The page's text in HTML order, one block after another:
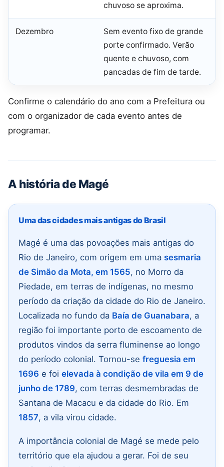
chuvoso se aproxima.
Dezembro
Sem evento fixo de grande
porte confirmado. Verão
quente e chuvoso, com
pancadas de fim de tarde.
Confirme o calendário do ano com a Prefeitura ou
com o organizador de cada evento antes de
programar.
A história de Magé
Uma das cidades mais antigas do Brasil
Magé é uma das povoações mais antigas do
Rio de Janeiro, com origem em uma sesmaria
de Simão da Mota, em 1565, no Morro da
Piedade, em terras de indígenas, no mesmo
período da criação da cidade do Rio de Janeiro.
Localizada no fundo da Baía de Guanabara, a
região foi importante porto de escoamento de
produtos vindos da serra fluminense ao longo
do período colonial. Tornou-se freguesia em
1696 e foi elevada à condição de vila em 9 de
junho de 1789, com terras desmembradas de
Santana de Macacu e da cidade do Rio. Em
1857, a vila virou cidade.
A importância colonial de Magé se mede pelo
território que ela ajudou a gerar. Foi de seu